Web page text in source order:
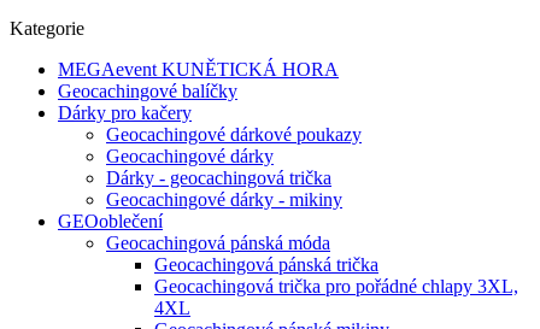
Kategorie
MEGAevent KUNĚTICKÁ HORA
Geocachingové balíčky
Dárky pro kačery
Geocachingové dárkové poukazy
Geocachingové dárky
Dárky - geocachingová trička
Geocachingové dárky - mikiny
GEOoblečení
Geocachingová pánská móda
Geocachingová pánská trička
Geocachingová trička pro pořádné chlapy 3XL,
4XL